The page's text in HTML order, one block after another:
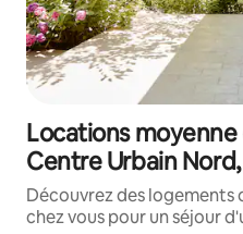
Locations
Centre Urbain
Découvrez des logements
chez vous pour un séjour